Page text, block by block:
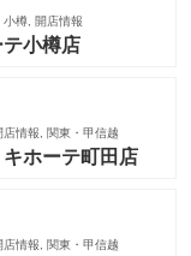
樽, 開店情報
テ小樽店
情報, 関東・甲信越
ホーテ町田店
情報, 関東・甲信越